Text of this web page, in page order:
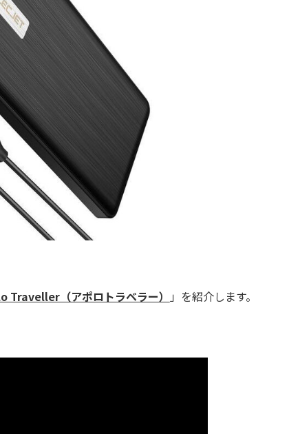
Traveller（アポロトラベラー） 」を紹介します。